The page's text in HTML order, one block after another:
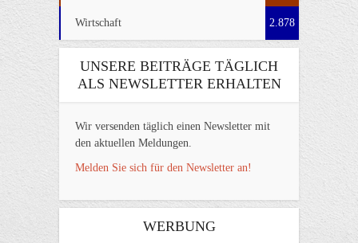
Wirtschaft 2.878
UNSERE BEITRÄGE TÄGLICH
ALS NEWSLETTER ERHALTEN
Wir versenden täglich einen Newsletter mit
den aktuellen Meldungen.
Melden Sie sich für den Newsletter an!
WERBUNG